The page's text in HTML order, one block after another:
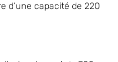
d’une capacité de 220